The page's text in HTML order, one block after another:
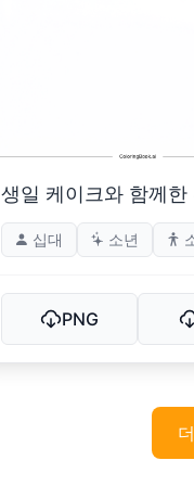
생일 케이크와 함께한
십대 소년
PNG